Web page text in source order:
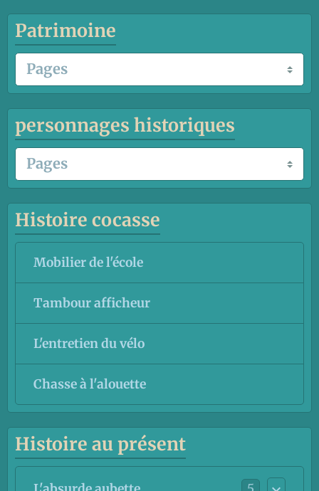
Patrimoine
personnages historiques
Histoire cocasse
Mobilier de l'école
Tambour afficheur
L'entretien du vélo
Chasse à l'alouette
Histoire au présent